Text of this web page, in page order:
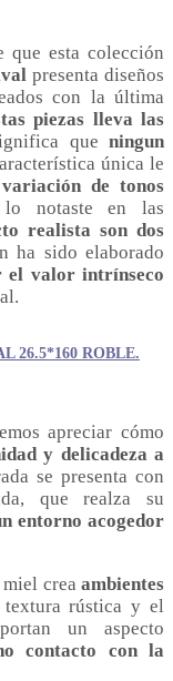
que esta colección
presenta diseños
con la última
piezas lleva las
queningun
única le
de tonos
notaste en las
realista son dos
ha sido elaborado
el valor intrínseco
26.5*160 ROBLE.
apreciar cómo
y delicadeza a
se presenta con
que realza su
entorno acogedor
crea ambientes
rústica y el
un aspecto
contacto con la